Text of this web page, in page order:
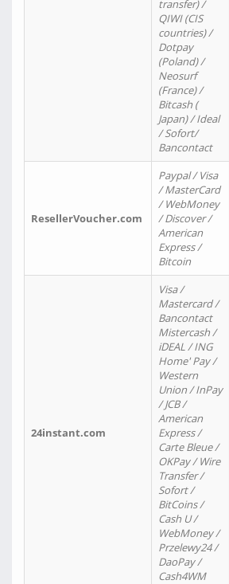
transfer) /
QIWI (CIS
countries) /
Dotpay
(Poland) /
Neosurf
(France) /
Bitcash (
Japan) / Ideal
/ Sofort/
Bancontact
ResellerVoucher.com
Paypal / Visa
/ MasterCard
/ WebMoney
/ Discover /
American
Express /
Bitcoin
24instant.com
Visa /
Mastercard /
Bancontact
Mistercash /
iDEAL / ING
Home' Pay /
Western
Union / InPay
/ JCB /
American
Express /
Carte Bleue /
OKPay / Wire
Transfer /
Sofort /
BitCoins /
Cash U /
WebMoney /
Przelewy24 /
DaoPay /
Cash4WM